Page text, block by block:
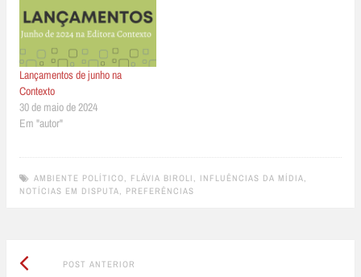
Lançamentos de junho na
Contexto
30 de maio de 2024
Em "autor"
AMBIENTE POLÍTICO, FLÁVIA BIROLI , INFLUÊNCIAS DA MÍDIA,
NOTÍCIAS EM DISPUTA, PREFERÊNCIAS
Post
POST ANTERIOR